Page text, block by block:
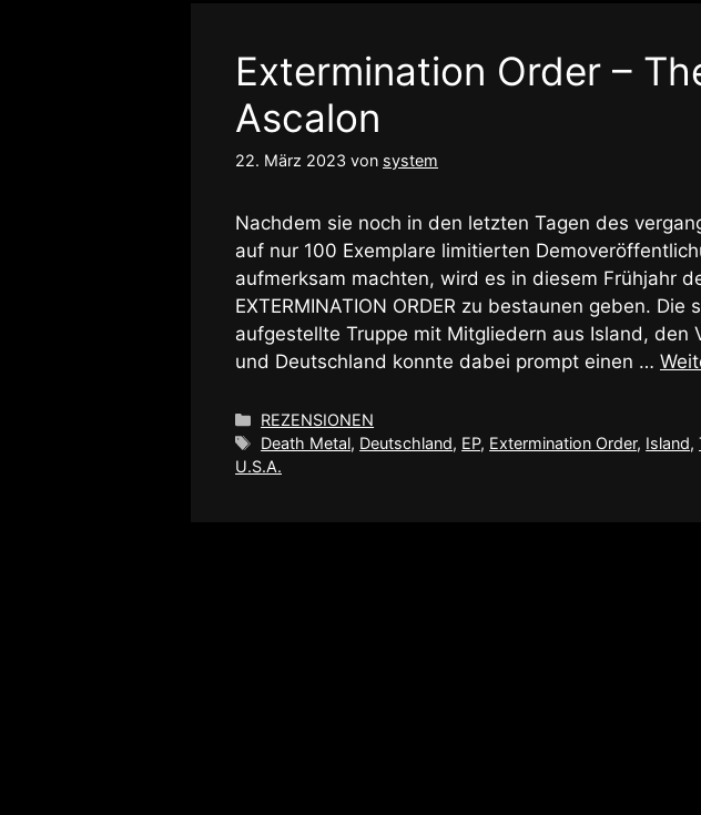
Extermination Order –
Ascalon
22. März 2023 von system
Nachdem sie noch in den letzten Tagen des
auf nur 100 Exemplare limitierten
aufmerksam machten, wird es in diesem Frühjahr
EXTERMINATION ORDER zu bestaunen geben. Die
aufgestellte Truppe mit Mitgliedern aus Island, den
und Deutschland konnte dabei prompt einen …
Kategorien
REZENSIONEN
Schlagwörter
Death Metal, Deutschland, EP, Extermination Order, Island,
U.S.A.